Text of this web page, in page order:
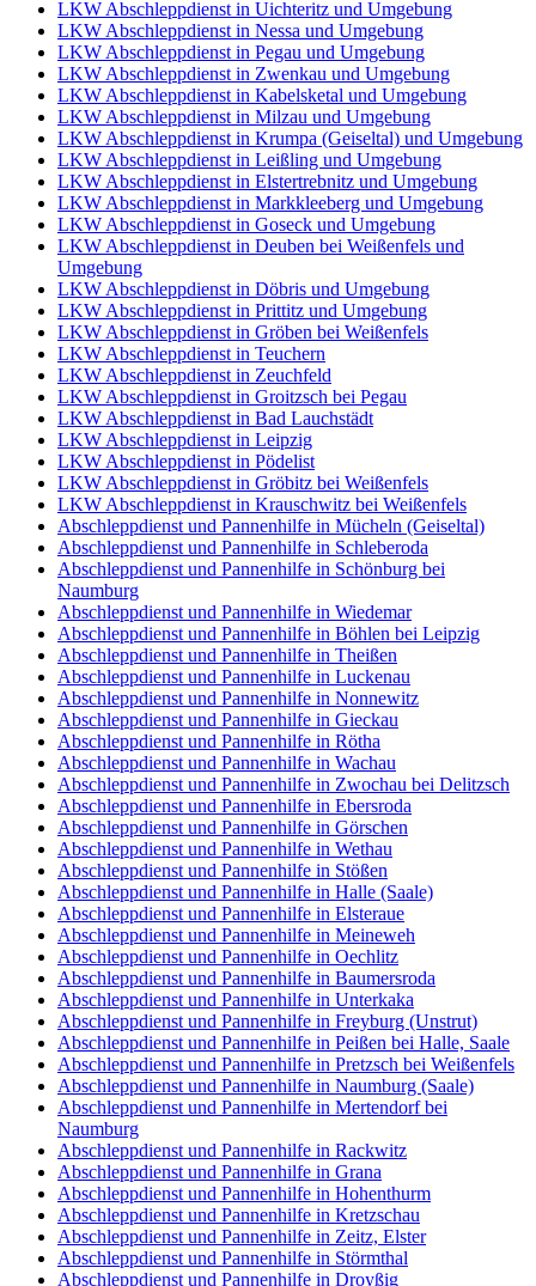
LKW Abschleppdienst in Uichteritz und Umgebung
LKW Abschleppdienst in Nessa und Umgebung
LKW Abschleppdienst in Pegau und Umgebung
LKW Abschleppdienst in Zwenkau und Umgebung
LKW Abschleppdienst in Kabelsketal und Umgebung
LKW Abschleppdienst in Milzau und Umgebung
LKW Abschleppdienst in Krumpa (Geiseltal) und Umgebung
LKW Abschleppdienst in Leißling und Umgebung
LKW Abschleppdienst in Elstertrebnitz und Umgebung
LKW Abschleppdienst in Markkleeberg und Umgebung
LKW Abschleppdienst in Goseck und Umgebung
LKW Abschleppdienst in Deuben bei Weißenfels und
Umgebung
LKW Abschleppdienst in Döbris und Umgebung
LKW Abschleppdienst in Prittitz und Umgebung
LKW Abschleppdienst in Gröben bei Weißenfels
LKW Abschleppdienst in Teuchern
LKW Abschleppdienst in Zeuchfeld
LKW Abschleppdienst in Groitzsch bei Pegau
LKW Abschleppdienst in Bad Lauchstädt
LKW Abschleppdienst in Leipzig
LKW Abschleppdienst in Pödelist
LKW Abschleppdienst in Gröbitz bei Weißenfels
LKW Abschleppdienst in Krauschwitz bei Weißenfels
Abschleppdienst und Pannenhilfe in Mücheln (Geiseltal)
Abschleppdienst und Pannenhilfe in Schleberoda
Abschleppdienst und Pannenhilfe in Schönburg bei
Naumburg
Abschleppdienst und Pannenhilfe in Wiedemar
Abschleppdienst und Pannenhilfe in Böhlen bei Leipzig
Abschleppdienst und Pannenhilfe in Theißen
Abschleppdienst und Pannenhilfe in Luckenau
Abschleppdienst und Pannenhilfe in Nonnewitz
Abschleppdienst und Pannenhilfe in Gieckau
Abschleppdienst und Pannenhilfe in Rötha
Abschleppdienst und Pannenhilfe in Wachau
Abschleppdienst und Pannenhilfe in Zwochau bei Delitzsch
Abschleppdienst und Pannenhilfe in Ebersroda
Abschleppdienst und Pannenhilfe in Görschen
Abschleppdienst und Pannenhilfe in Wethau
Abschleppdienst und Pannenhilfe in Stößen
Abschleppdienst und Pannenhilfe in Halle (Saale)
Abschleppdienst und Pannenhilfe in Elsteraue
Abschleppdienst und Pannenhilfe in Meineweh
Abschleppdienst und Pannenhilfe in Oechlitz
Abschleppdienst und Pannenhilfe in Baumersroda
Abschleppdienst und Pannenhilfe in Unterkaka
Abschleppdienst und Pannenhilfe in Freyburg (Unstrut)
Abschleppdienst und Pannenhilfe in Peißen bei Halle, Saale
Abschleppdienst und Pannenhilfe in Pretzsch bei Weißenfels
Abschleppdienst und Pannenhilfe in Naumburg (Saale)
Abschleppdienst und Pannenhilfe in Mertendorf bei
Naumburg
Abschleppdienst und Pannenhilfe in Rackwitz
Abschleppdienst und Pannenhilfe in Grana
Abschleppdienst und Pannenhilfe in Hohenthurm
Abschleppdienst und Pannenhilfe in Kretzschau
Abschleppdienst und Pannenhilfe in Zeitz, Elster
Abschleppdienst und Pannenhilfe in Störmthal
Abschleppdienst und Pannenhilfe in Droyßig